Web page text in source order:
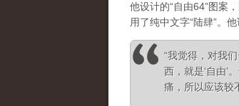
他设计的“自由64”图案
用了纯中文字“陆肆”。他
“我觉得，对我
西，就是‘自由’
痛，所以应该较